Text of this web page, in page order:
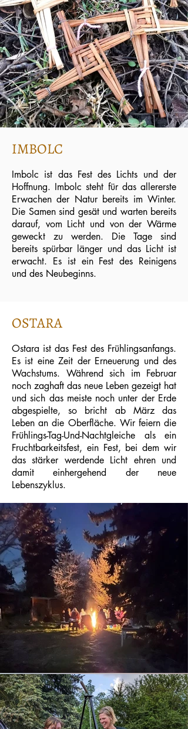
IMBOLC
Imbolc ist das Fest des Lichts und der
Hoffnung. Imbolc steht für das allererste
Erwachen der Natur bereits im Winter.
Die Samen sind gesät und warten bereits
darauf, vom Licht und von der Wärme
geweckt zu werden. Die Tage sind
bereits spürbar länger und das Licht ist
erwacht. Es ist ein Fest des Reinigens
und des Neubeginns.
OSTARA
Ostara ist das Fest des Frühlingsanfangs.
Es ist eine Zeit der Erneuerung und des
Wachstums. Während sich im Februar
noch zaghaft das neue Leben gezeigt hat
und sich das meiste noch unter der Erde
abgespielte, so bricht ab März das
Leben an die Oberfläche. Wir feiern die
Frühlings-Tag-Und-Nachtgleiche als ein
Fruchtbarkeitsfest, ein Fest, bei dem wir
das stärker werdende Licht ehren und
damit einhergehend der neue
Lebenszyklus.